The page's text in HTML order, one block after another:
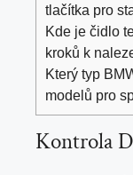
tlačítka pro
Kde je čidlo
kroků k
Který typ
modelů pro
Kontrola